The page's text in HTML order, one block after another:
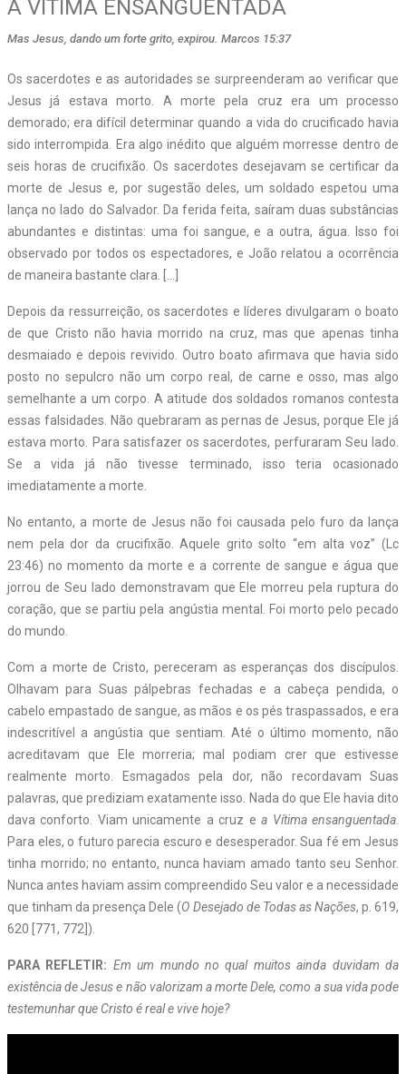
A VÍTIMA ENSANGUENTADA
Mas Jesus, dando um forte grito, expirou. Marcos 15:37
Os sacerdotes e as autoridades se surpreenderam ao verificar que
Jesus já estava morto. A morte pela cruz era um processo
demorado; era difícil determinar quando a vida do crucificado havia
sido interrompida. Era algo inédito que alguém morresse dentro de
seis horas de crucifixão. Os sacerdotes desejavam se certificar da
morte de Jesus e, por sugestão deles, um soldado espetou uma
lança no lado do Salvador. Da ferida feita, saíram duas substâncias
abundantes e distintas: uma foi sangue, e a outra, água. Isso foi
observado por todos os espectadores, e João relatou a ocorrência
de maneira bastante clara. […]
Depois da ressurreição, os sacerdotes e líderes divulgaram o boato
de que Cristo não havia morrido na cruz, mas que apenas tinha
desmaiado e depois revivido. Outro boato afirmava que havia sido
posto no sepulcro não um corpo real, de carne e osso, mas algo
semelhante a um corpo. A atitude dos soldados romanos contesta
essas falsidades. Não quebraram as pernas de Jesus, porque Ele já
estava morto. Para satisfazer os sacerdotes, perfuraram Seu lado.
Se a vida já não tivesse terminado, isso teria ocasionado
imediatamente a morte.
No entanto, a morte de Jesus não foi causada pelo furo da lança
nem pela dor da crucifixão. Aquele grito solto “em alta voz” (Lc
23:46) no momento da morte e a corrente de sangue e água que
jorrou de Seu lado demonstravam que Ele morreu pela ruptura do
coração, que se partiu pela angústia mental. Foi morto pelo pecado
do mundo.
Com a morte de Cristo, pereceram as esperanças dos discípulos.
Olhavam para Suas pálpebras fechadas e a cabeça pendida, o
cabelo empastado de sangue, as mãos e os pés traspassados, e era
indescritível a angústia que sentiam. Até o último momento, não
acreditavam que Ele morreria; mal podiam crer que estivesse
realmente morto. Esmagados pela dor, não recordavam Suas
palavras, que prediziam exatamente isso. Nada do que Ele havia dito
dava conforto. Viam unicamente a cruz ea Vítima ensanguentada
Para eles, o futuro parecia escuro e desesperador. Sua fé em Jesus
tinha morrido; no entanto, nunca haviam amado tanto seu Senhor.
Nunca antes haviam assim compreendido Seu valor e a necessidade
que tinham da presença Dele (O Desejado de Todas as Nações, p. 619,
620 [771, 772]).
PARA REFLETIR: Em um mundo no qual muitos ainda duvidam da
existência de Jesus e não valorizam a morte Dele, como a sua vida pode
testemunhar que Cristo é real e vive hoje?